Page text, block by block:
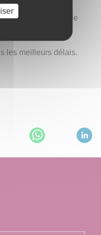
mail de la mairie
les meilleurs délais.